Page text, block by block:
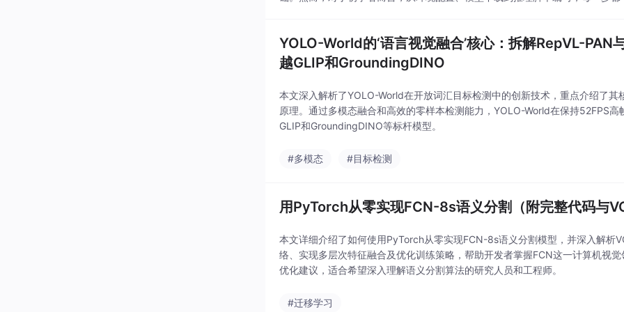
YOLO-World的‘语言视觉融合’核心：拆解RepVL-PAN
越GLIP和GroundingDINO
本文深入解析了YOLO-World在开放词汇目标检测中的创新技术，重点介绍了
原理。通过多模态融合和高效的零样本检测能力，YOLO-World在保持52FPS
GLIP和GroundingDINO等标杆模型。
#多模态 #目标检测
用PyTorch从零实现FCN-8s语义分割（附完整代码与
本文详细介绍了如何使用PyTorch从零实现FCN-8s语义分割模型，并深入解析
络、实现多层次特征融合及优化训练策略，帮助开发者掌握FCN这一计算机视
优化建议，适合希望深入理解语义分割算法的研究人员和工程师。
#迁移学习